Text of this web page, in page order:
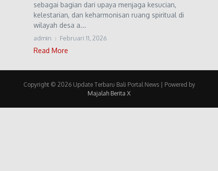
sebagai bagian dari upaya menjaga kesucian,
kelestarian, dan keharmonisan ruang spiritual di
wilayah desa a...
admin Februari 11, 2026
Read More
Copyright © 2026 Update Terbaru Bali Portal News | Powered by
Majalah Berita X